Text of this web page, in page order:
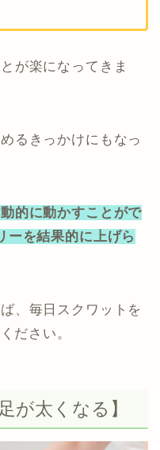
が楽になってきま
るきっかけにもなっ
的に動かすことがで
ーを結果的に上げら
、毎日スクワットを
ださい。
が太くなる】